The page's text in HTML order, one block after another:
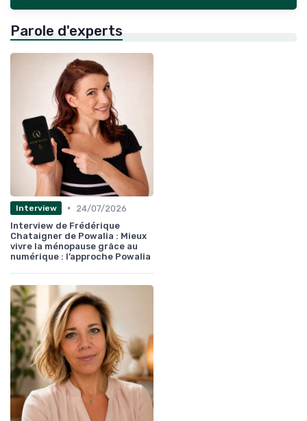
Parole d'experts
Interview •
24/07/2026
Interview de Frédérique
Chataigner de Powalia : Mieux
vivre la ménopause grâce au
numérique : l’approche Powalia